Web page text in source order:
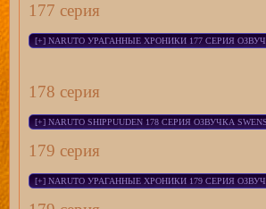
177 серия
178 серия
179 серия